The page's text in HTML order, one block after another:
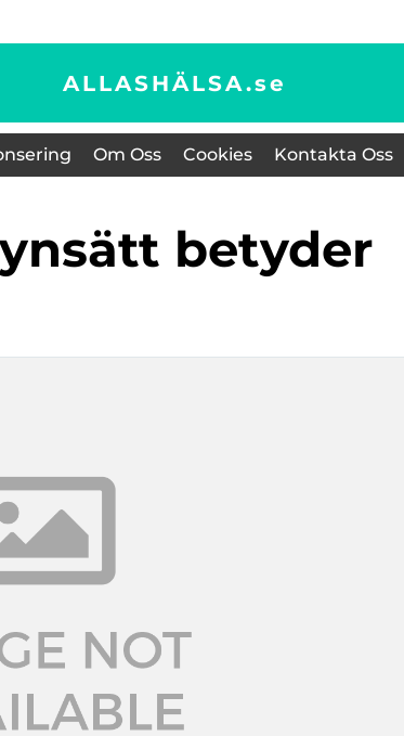
ALLASHÄLSA.se
Om Oss Cookies Kontakta Oss
betyder